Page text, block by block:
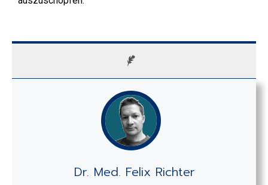
Dr. Med. Felix Richter